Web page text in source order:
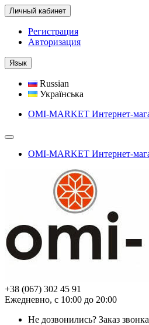
Личный кабинет
Регистрация
Авторизация
Язык
Russian
Українська
OMI-MARKET Интернет-
OMI-MARKET Интернет-
+38 (067) 302 45 91
Ежедневно, с 10:00 до 20:00
Не дозвонились? Заказ